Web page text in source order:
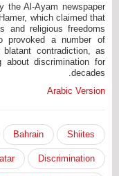
the Al-Ayam newspaper
which claimed that
and religious freedoms
provoked a number of
contradiction, as
about discrimination for
decades.
Arabic Version
Shiites
Bahrain
Discrimination